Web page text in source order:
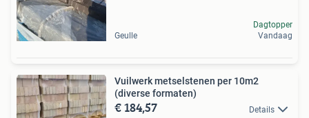
Geulle
Dagtopper
Vandaag
Vuilwerk metselstenen per 10m2
(diverse formaten)
€ 184,57 Details